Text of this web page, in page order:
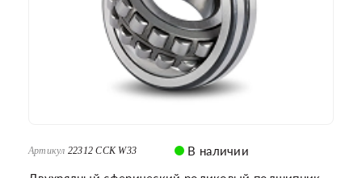
Артикул 22312 CCK W33
В наличии